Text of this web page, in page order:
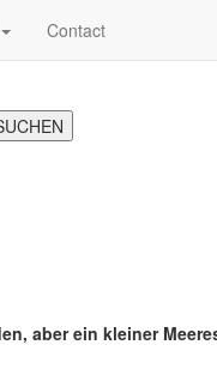
Contact
aber ein kleiner